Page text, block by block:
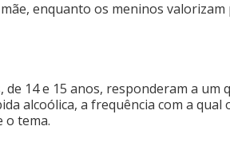
enquanto os meninos
14 e 15 anos, responderam a um
alcoólica, a frequência com a qual
o tema.